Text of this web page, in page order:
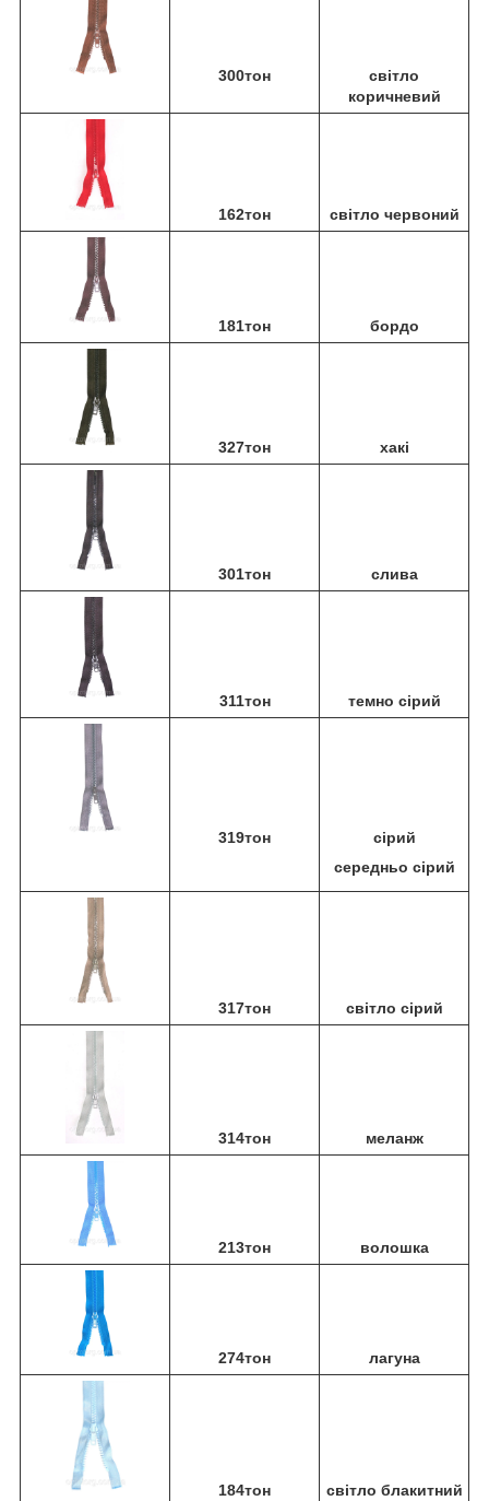
300тон
світло
коричневий
162тон світло червоний
181тон бордо
327тон хакі
301тон слива
311тон темно сірий
319тон
сірий
середньо сірий
317тон світло сірий
314тон меланж
213тон волошка
274тон лагуна
184тон світло блакитний